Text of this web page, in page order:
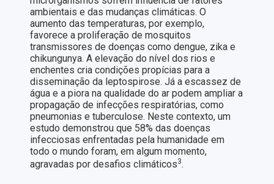
ambientais e das mudanças climáticas. O
aumento das temperaturas, por exemplo,
favorece a proliferação de mosquitos
transmissores de doenças como dengue, zika e
chikungunya. A elevação do nível dos rios e
enchentes cria condições propícias para a
disseminação da leptospirose. Já a escassez de
água e a piora na qualidade do ar podem ampliar a
propagação de infecções respiratórias, como
pneumonias e tuberculose. Neste contexto, um
estudo demonstrou que 58% das doenças
infecciosas enfrentadas pela humanidade em
todo o mundo foram, em algum momento,
agravadas por desafios climáticos3.